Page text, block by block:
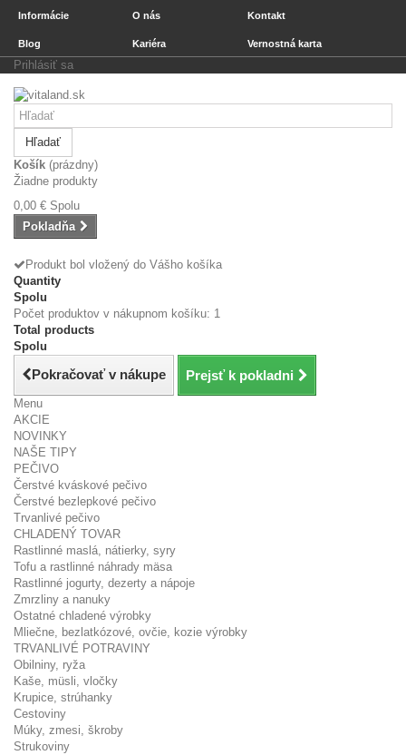
Informácie O nás Kontakt
Blog Kariéra Vernostná karta
Prihlásiť sa
Hľadať
Košík (prázdny)
Žiadne produkty
0,00 € Spolu
Pokladňa
Produkt bol vložený do Vášho košíka
Quantity
Spolu
Počet produktov v nákupnom košíku: 1
Total products
Spolu
Pokračovať v nákupe Prejsť k pokladni
Menu
AKCIE
NOVINKY
NAŠE TIPY
PEČIVO
Čerstvé kváskové pečivo
Čerstvé bezlepkové pečivo
Trvanlivé pečivo
CHLADENÝ TOVAR
Rastlinné maslá, nátierky, syry
Tofu a rastlinné náhrady mäsa
Rastlinné jogurty, dezerty a nápoje
Zmrzliny a nanuky
Ostatné chladené výrobky
Mliečne, bezlatkózové, ovčie, kozie výrobky
TRVANLIVÉ POTRAVINY
Obilniny, ryža
Kaše, müsli, vločky
Krupice, strúhanky
Cestoviny
Múky, zmesi, škroby
Strukoviny